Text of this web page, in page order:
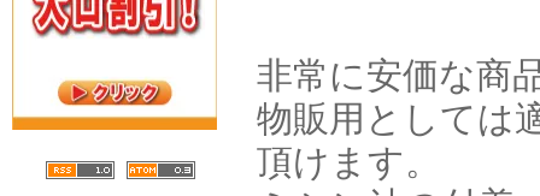
非常に安価な商
物販用としては
頂けます。